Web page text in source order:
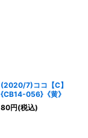
(2020/7)ココ【C】
{CB14-056}《黄》
80円(税込)